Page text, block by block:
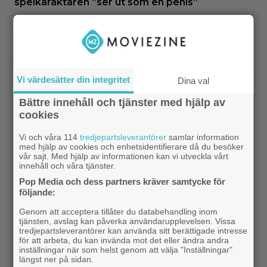
Kommande filmer|
skurken Ganondorf i ”The Legend of Zelda”
baserad på älskad animerad serie
Casting|Från ”Heartstopper” till ”X-Men”? Kit
Bioaktuellt|Nya svenska filmen kallas ”årets
charmigaste komedi” – nu på bio
DC|Tidernas 30 bästa superhjältefilmer listade
– ”The Dark Knight” på plats 3
Bioaktuellt|Elliot Page ”tappade andan” när han
läste manus till ”The Odyssey”
Vi värdesätter din integritet Dina val
Bättre innehåll och tjänster med hjälp av
cookies
Vi och våra 114tredjepartsleverantörer samlar information
med hjälp av cookies och enhetsidentifierare då du besöker
vår sajt. Med hjälp av informationen kan vi utveckla vårt
innehåll och våra tjänster.
Pop Media och dess partners kräver samtycke för
följande:
Genom att acceptera tillåter du databehandling inom
tjänsten, avslag kan påverka användarupplevelsen. Vissa
tredjepartsleverantörer kan använda sitt berättigade intresse
för att arbeta, du kan invända mot det eller ändra andra
inställningar när som helst genom att välja "Inställningar"
längst ner på sidan.